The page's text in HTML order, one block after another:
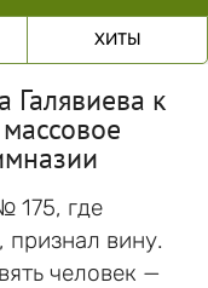
ХИТЫ
Галявиева к
175, где
вину.
человек —